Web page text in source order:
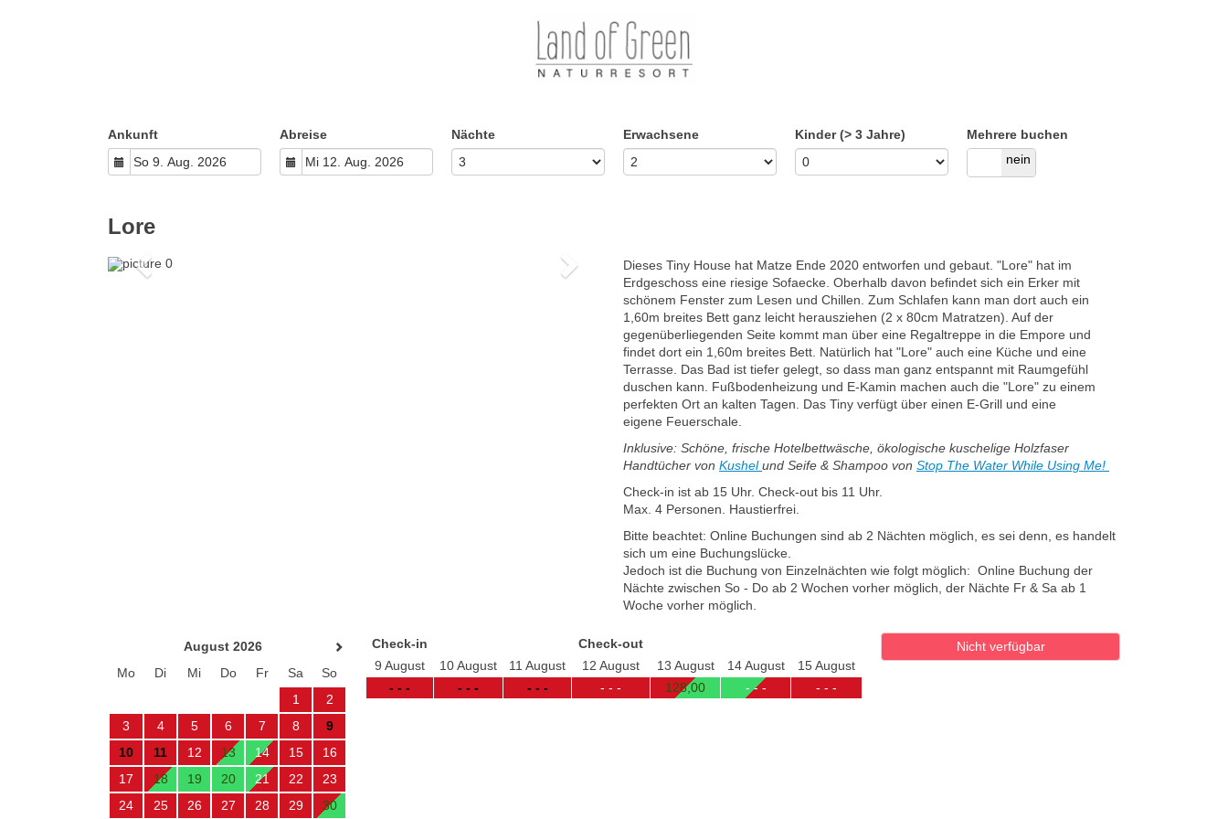
Ankunft Abreise Nächte Erwachsene Kinder (> 3 Jahre)
Mehrere buchen
nein
Lore
Previous Next
Dieses Tiny House hat Matze Ende 2020 entworfen und gebaut. "Lore" hat im
Erdgeschoss eine riesige Sofaecke. Oberhalb davon befindet sich ein Erker mit
schönem Fenster zum Lesen und Chillen. Zum Schlafen kann man dort auch ein
1,60m breites Bett ganz leicht herausziehen (2 x 80cm Matratzen). Auf der
gegenüberliegenden Seite kommt man über eine Regaltreppe in die Empore und
findet dort ein 1,60m breites Bett. Natürlich hat "Lore" auch eine Küche und eine
Terrasse. Das Bad ist tiefer gelegt, so dass man ganz entspannt mit Raumgefühl
duschen kann. Fußbodenheizung und E-Kamin machen auch die "Lore" zu einem
perfekten Ort an kalten Tagen. Das Tiny verfügt über einen E-Grill und eine
eigene Feuerschale.
Inklusive: Schöne, frische Hotelbettwäsche, ökologische kuschelige Holzfaser
Handtücher von Kushelund Seife & Shampoo von Stop The Water While Using Me!
Check-in ist ab 15 Uhr. Check-out bis 11 Uhr.
Max. 4 Personen. Haustierfrei.
Bitte beachtet: Online Buchungen sind ab 2 Nächten möglich, es sei denn, es handelt
sich um eine Buchungslücke.
Jedoch ist die Buchung von Einzelnächten wie folgt möglich: Online Buchung der
Nächte zwischen So - Do ab 2 Wochen vorher möglich, der Nächte Fr & Sa ab 1
Woche vorher möglich.
August 2026
Mo
Di Mi Do Fr Sa
So
1
2
3
4 5 6 7 8
9
10
11 12 13 14 15
16
17
18 19 20 21 22
23
24
25 26 27 28 29 30
Check-in
Check-out
9 August
10 August 11 August 12 August 13 August 14 August
15 August
- - -
- - - - - - - - - 128,00 - - - - - -
Nicht verfügbar